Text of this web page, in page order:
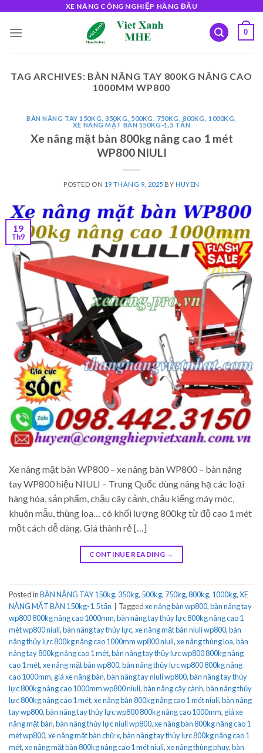
content
XE NÂNG CÔNG NGHIỆP HÀNG ĐẦU
0
TAG ARCHIVES: BÀN NÂNG TAY 800KG NÂNG CAO
1000MM WP800
BÀN NÂNG TAY 150KG, 350KG, 500KG, 750KG, 800KG, 1000KG
XE NÂNG MẶT BÀN 150KG-1.5 TẤN
Xe nâng mặt bàn 800kg nâng cao 1 mét
WP800 NIULI
POSTED ON 19 THÁNG 9, 2025 BY HUYEN
19
Th9
Xe nâng mặt bàn WP800 – xe nâng bàn WP800 – bàn nâng
tay WP800 hiệu NIULI – Trung Quốc dùng nâng hạ các loại
hàng hóa, sản phẩm, chậu cây cảnh, chậu kiểng máy móc,
khuôn mẫu, thùng loa… có khối lượng 800kg từ độ cao 1 mét
một cách dễ dàng. Giá thành rẻ […]
CONTINUE READING →
Posted inBÀN NÂNG TAY 150kg, 350kg, 500kg, 750kg, 800kg, 1000kg,XE
NÂNG MẶT BÀN 150kg-1.5 tấn
Taggedxe nâng bàn wp800,bàn nâng tay
wp800 800kg nâng cao 1000mm,bàn nâng tay thủy lực 800kg nâng cao 1
mét wp800 niuli,bàn nâng tay thủy lực,xe nâng mặt bàn niuli wp800,bàn
nâng thủy lực 800kg nâng cao 1000mm wp800 niuli,xe nâng thùng loa,bàn
nâng tay 800kg nâng cao 1 mét,bàn nâng tay thủy lực wp800 800kg nâng
cao 1 mét,xe nâng mặt bàn wp800,bàn nâng thủy lực wp800 800kg nâng
cao 1000mm, giá xe nâng bàn,bàn nâng tay niuli wp800,bàn nâng tay thủy
lực 800kg nâng cao 1000mm wp800 niuli,bàn nâng cây cành,bàn nâng thủy
lực 800kg nâng cao 1 mét,xe nâng bàn 800kg nâng cao 1 mét niuli,bàn nâng
tay wp800,bàn nâng tay thủy lực wp800 800kg nâng cao 1000mm, giá xe
nâng mặt bàn,bàn nâng thủy lực niuli wp800,xe nâng bàn 800kg nâng cao 1
mét wp800,xe nâng mặt bàn chữ x,bàn nâng tay thủy lực 800kg nâng cao 1
mét,xe nâng mặt bàn 800kg nâng cao 1 mét niuli,xe nâng thùng phuy,bàn